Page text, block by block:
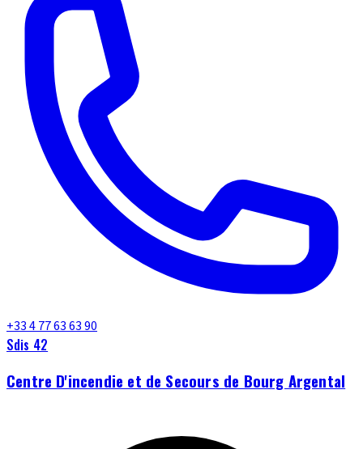
+33 4 77 63 63 90
Sdis 42
Centre D'incendie et de Secours de Bourg Argental